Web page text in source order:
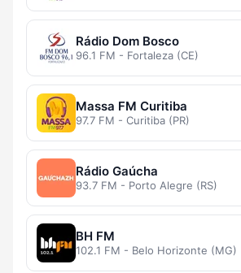
Rádio Dom Bosco
96.1 FM - Fortaleza (CE)
Massa FM Curitiba
97.7 FM - Curitiba (PR)
Rádio Gaúcha
93.7 FM - Porto Alegre (RS)
BH FM
102.1 FM - Belo Horizonte (MG)